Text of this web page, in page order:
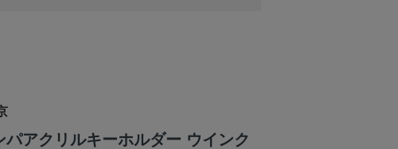
パアクリルキーホルダー ウインク